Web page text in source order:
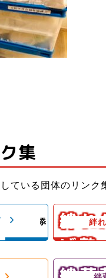
集
ている団体のリン
ちに寄り添
場所＆子
料塾
絆れ
げ塾
子ども料理
ども食堂
絆
いるご家
子ども食堂
スレッスン
んをサポー